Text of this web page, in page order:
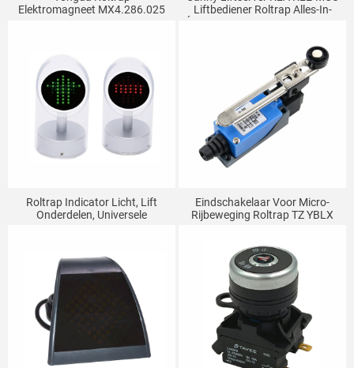
Elektromagneet MX4.286.025
Liftbediener Roltrap Alles-In-
Roltrap Indicator Licht, Lift
Onderdelen, Universele
Eindschakelaar Voor Micro-
Rijbeweging Roltrap TZ YBLX
Afstelling Rol ME-8108